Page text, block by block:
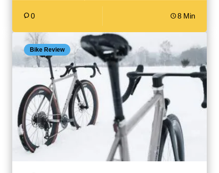
0 8 Min
Bike Review